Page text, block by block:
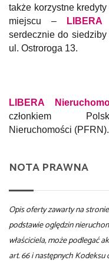
także korzystne
miejscu –
LIBERA
serdecznie do
ul. Ostroroga 13.
LIBERA
członkiem
Nieruchomości (PFRN).
NOTA PRAWNA
Opis oferty zawarty na
podstawie oględzin
właściciela, może podlegać
art. 66 i następnych Kodeksu